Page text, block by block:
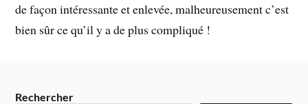
de façon intéressante et enlevée, malheureusement c’est
bien sûr ce qu’il y a de plus compliqué !
Rechercher